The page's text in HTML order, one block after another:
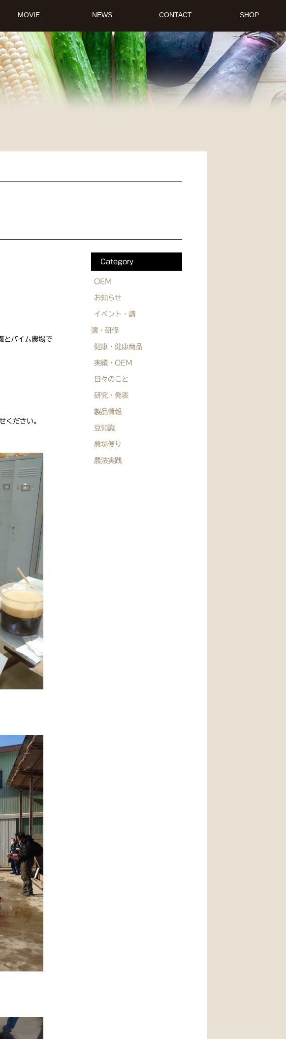
MOVIE NEWS CONTACT SHOP
とバイム農場で
ださい。
Category
OEM
お知らせ
イベント・講
演・研修
健康・健康商品
実績・OEM
日々のこと
研究・発表
製品情報
豆知識
農場便り
農法実践